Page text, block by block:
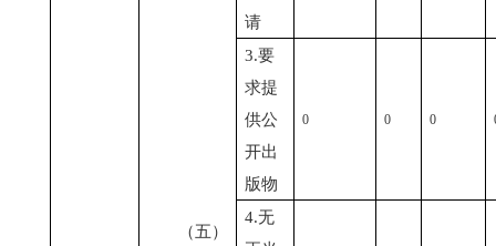
（五）
请
3.要
求提
供公
开出
版物
0 0 0
4.无